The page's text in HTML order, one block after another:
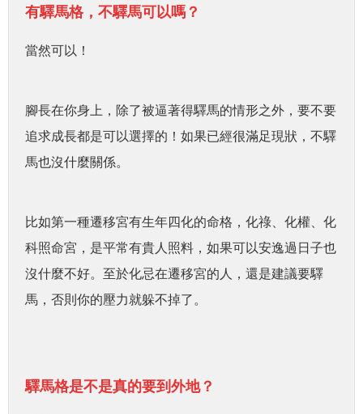
有驛馬格，不驛馬可以嗎？
當然可以！
腳長在你身上，除了被逼著得驛馬的情形之外，要不要
追求成長都是可以選擇的！如果已經很滿足現狀，不驛
馬也沒什麼關係。
比如第一種遷移宮有生年四化的命格，化祿、化權、化
科照命宮，是平常有貴人照料，如果可以安逸過日子也
沒什麼不好。至於化忌在遷移宮的人，還是建議要驛
馬，否則你的壓力就躲不掉了。
驛馬格是不是真的要到外地？